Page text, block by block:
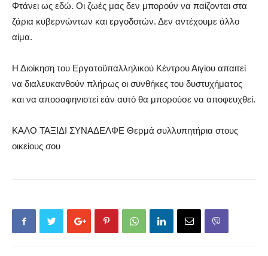
Φτάνει ως εδώ. Οι ζωές μας δεν μπορούν να παίζονται στα
ζάρια κυβερνώντων και εργοδοτών. Δεν αντέχουμε άλλο
αίμα.
Η Διοίκηση του Εργατοϋπαλληλικού Κέντρου Αιγίου απαιτεί
να διαλευκανθούν πλήρως οι συνθήκες του δυστυχήματος
και να αποσαφηνιστεί εάν αυτό θα μπορούσε να αποφευχθεί.
ΚΑΛΟ ΤΑΞΙΔΙ ΣΥΝΑΔΕΛΦΕ Θερμά συλλυπητήρια στους
οικείους σου